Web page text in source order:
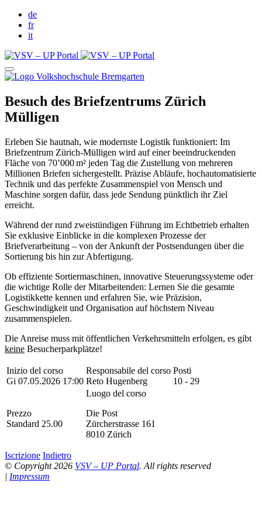
de
fr
it
Besuch des Briefzentrums Zürich
Mülligen
Erleben Sie hautnah, wie modernste Logistik funktioniert: Im
Briefzentrum Zürich-Mülligen wird auf einer beeindruckenden
Fläche von 70’000 m² jeden Tag die Zustellung von mehreren
Millionen Briefen sichergestellt. Präzise Abläufe, hochautomatisierte
Technik und das perfekte Zusammenspiel von Mensch und
Maschine sorgen dafür, dass jede Sendung pünktlich ihr Ziel
erreicht.
Während der rund zweistündigen Führung im Echtbetrieb erhalten
Sie exklusive Einblicke in die komplexen Prozesse der
Briefverarbeitung – von der Ankunft der Postsendungen über die
Sortierung bis hin zur Abfertigung.
Ob effiziente Sortiermaschinen, innovative Steuerungssysteme oder
die wichtige Rolle der Mitarbeitenden: Lernen Sie die gesamte
Logistikkette kennen und erfahren Sie, wie Präzision,
Geschwindigkeit und Organisation auf höchstem Niveau
zusammenspielen.
Die Anreise muss mit öffentlichen Verkehrsmitteln erfolgen, es gibt
keine Besucherparkplätze!
Inizio del corso
Gi 07.05.2026 17:00
Responsabile del corso
Reto Hugenberg
Posti
10 - 29
Prezzo
Standard 25.00
Luogo del corso
Die Post
Zürcherstrasse 161
8010 Zürich
Iscrizione Indietro
© Copyright 2026 VSV – UP Portal. All rights reserved
| Impressum